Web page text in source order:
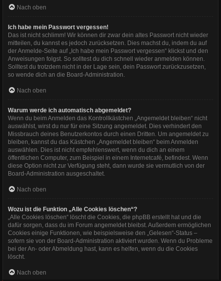
Nach oben
Ich habe mein Passwort vergessen!
Das ist nicht schlimm! Wir können dir zwar dein altes Passwort nicht wieder
mitteilen, du kannst es jedoch zurücksetzen. Dies machst du, indem du auf
der Anmelde-Seite auf „Ich habe mein Passwort vergessen“ klickst und den
Anweisungen folgst. So solltest du dich schnell wieder anmelden können.
Solltest du trotzdem nicht in der Lage sein, dein Passwort zurückzusetzen,
so wende dich an die Board-Administration.
Nach oben
Warum werde ich automatisch abgemeldet?
Wenn du beim Anmelden das Kontrollkästchen „Angemeldet bleiben“ nicht
auswählst, wirst du nur für eine Sitzung angemeldet. Dies verhindert den
Missbrauch deines Benutzerkontos durch einen Dritten. Um angemeldet zu
bleiben, kannst du das Kästchen „Angemeldet bleiben“ beim Anmelden
auswählen. Dies ist nicht empfehlenswert, wenn du dich an einem
öffentlichen Computer, zum Beispiel in einem Internetcafé, befindest. Wenn
diese Option nicht zur Verfügung steht, dann wurde sie vermutlich von der
Board-Administration ausgeschaltet.
Nach oben
Wozu ist die Funktion „Alle Cookies löschen“?
„Alle Cookies löschen“ löscht die Cookies, die phpBB erstellt hat und die
dafür sorgen, dass du im Forum angemeldet bleibst. Außerdem ermöglichen
Cookies einige Funktionen, wie beispielsweise den „Gelesen“-Status –
sofern sie von der Board-Administration aktiviert wurden. Wenn du Probleme
bei der An- oder Abmeldung hast, kann es helfen, wenn du die Cookies
löscht.
Nach oben